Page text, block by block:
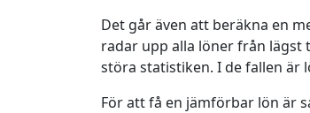
Det går även att beräkna en
radar upp alla löner från lägst
störa statistiken. I de fallen
För att få en jämförbar lön är